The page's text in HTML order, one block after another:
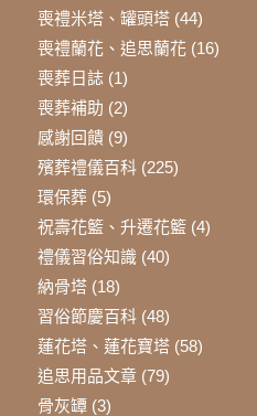
喪禮米塔、罐頭塔(44)
喪禮蘭花、追思蘭花(16)
喪葬日誌(1)
喪葬補助 (2)
感謝回饋(9)
殯葬禮儀百科(225)
環保葬(5)
祝壽花籃、升遷花籃(4)
禮儀習俗知識(40)
納骨塔(18)
習俗節慶百科(48)
蓮花塔、蓮花寶塔(58)
追思用品文章(79)
骨灰罈(3)